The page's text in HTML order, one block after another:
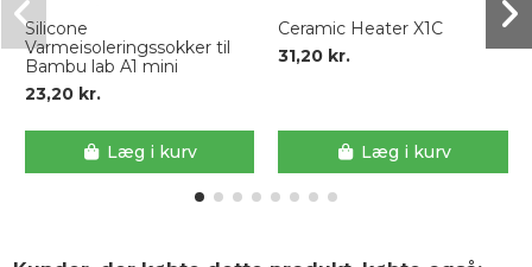
Silicone
Varmeisoleringssokker til
Bambu lab A1 mini
23,20 kr.
Læg i kurv
Ceramic Heater X1C
31,20 kr.
Læg i kurv